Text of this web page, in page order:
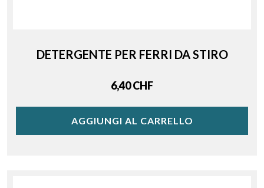
DETERGENTE PER FERRI DA STIRO
Price
6,40 CHF
AGGIUNGI AL CARRELLO